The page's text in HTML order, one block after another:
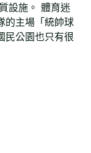
設施。 體育迷
的主場「統帥球
民公園也只有很